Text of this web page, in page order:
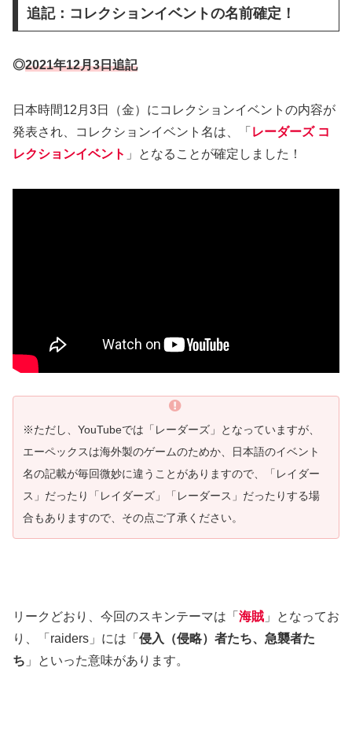
追記：コレクションイベントの名前確定！
◎2021年12月3日追記
日本時間12月3日（金）にコレクションイベントの内容が
発表され、コレクションイベント名は、「 レーダーズ コ
レクションイベント 」となることが確定しました！
※ただし、YouTubeでは「レーダーズ」となっていますが、
エーペックスは海外製のゲームのためか、日本語のイベント
名の記載が毎回微妙に違うことがありますので、「レイダー
ス」だったり「レイダーズ」「レーダース」だったりする場
合もありますので、その点ご了承ください。
リークどおり、今回のスキンテーマは「 海賊 」となってお
り、「raiders」には「 侵入（侵略）者たち、急襲者た
ち 」といった意味があります。